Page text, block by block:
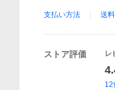
支払い方法 送
ストア評価 レ
12